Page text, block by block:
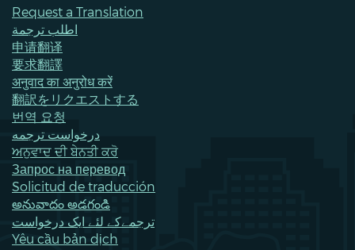
Request a Translation
اطلب ترجمة
申请翻译
要求翻譯
अनुवाद का अनुरोध करें
翻訳をリクエストする
번역 요청
درخواست ترجمه
ਅਨੁਵਾਦ ਦੀ ਬੇਨਤੀ ਕਰੋ
Запрос на перевод
Solicitud de traducción
అనువాదం అడగండి
ترجمےکے لئے ایک درخواست
Yêu cầu bản dịch